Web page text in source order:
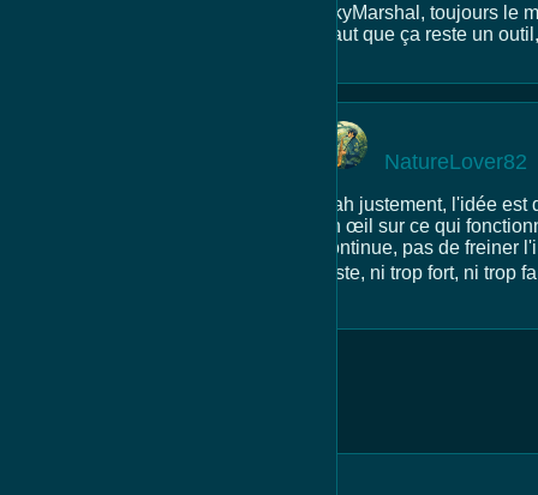
SkyMarshal, toujours le
Faut que ça reste un
NatureLover82
Bah justement, l'idée
un œil sur ce qui
continue, pas de freiner
juste, ni trop fort, ni trop